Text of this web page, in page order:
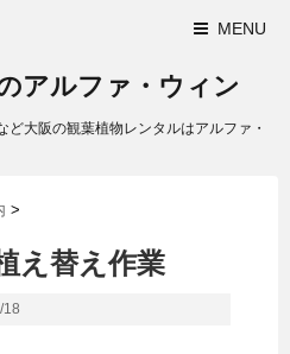
MENU
アルファ・ウィン
大阪の観葉植物レンタルはアルファ・
>
え替え作業